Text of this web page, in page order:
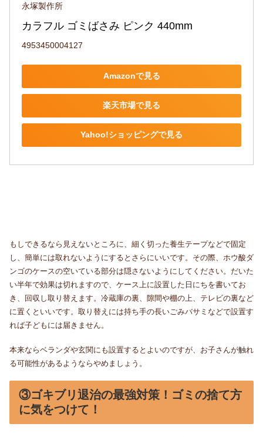
永塚製作所
カラフル ゴミばさみ ピンク 440mm
4953450004127
Amazonで見る
楽天市場で見る
Yahoo!ショッピングで見る
もしできるなら見えないところに、細く切った養生テープなどで固定
し、簡単には取れないようにするとさらにいいです。その際、ホウ酸ダ
ンゴのケースの空いている部分は隠さないようにしてください。だいた
い半年で効果は切れますので、ケース上に設置した日にちを書いてお
き、回収し取り替えます。 冷蔵庫の裏、隙間や棚の上、テレビの裏など
に置くといいです。取り替えには持ち手の長いごみバサミなどで設置す
れば子どもには届きません。
本来ならベランダや玄関にも設置するとよいのですが、お子さんが触れ
る可能性があるようならやめましょう。
③ゴキブリ退治の最強対策！ゴミの捨て方
に気をつけて！